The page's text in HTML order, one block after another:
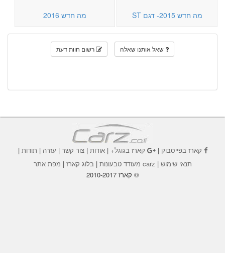
מה חדש 2015- דגם ST מה חדש 2016
שאל אותנו שאלה רשום חוות דעת
קארז בפייסבוק| קארז בגוגל+|אודות |צור קשר | עזרה | תודות |
תנאי שימוש | carz מעודד טבעונות |בלוג קארז | מפת אתר
© קארז 2010-2017